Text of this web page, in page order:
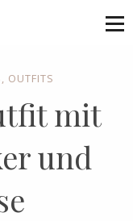
, OUTFITS
mit
und